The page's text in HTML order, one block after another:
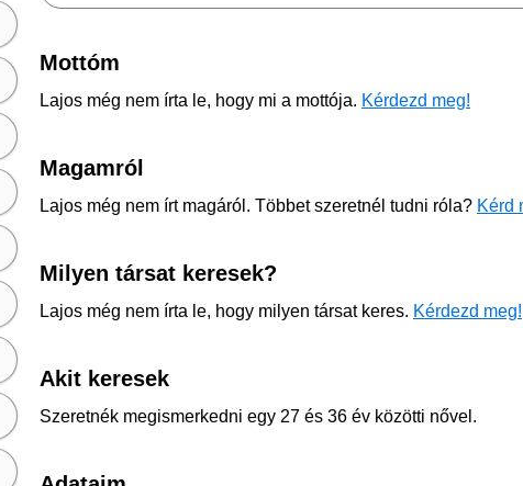
Mottóm
Lajos még nem írta le, hogy mi a mottója. Kérdezd meg!
Magamról
Lajos még nem írt magáról. Többet szeretnél tudni róla? Kérd
Milyen társat keresek?
Lajos még nem írta le, hogy milyen társat keres. Kérdezd meg!
Akit keresek
Szeretnék megismerkedni egy 27 és 36 év közötti nővel.